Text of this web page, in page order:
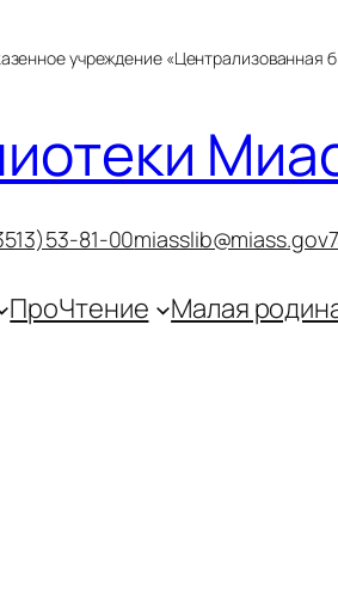
учреждение «Централизованная
81-00
ПроЧтение Малая